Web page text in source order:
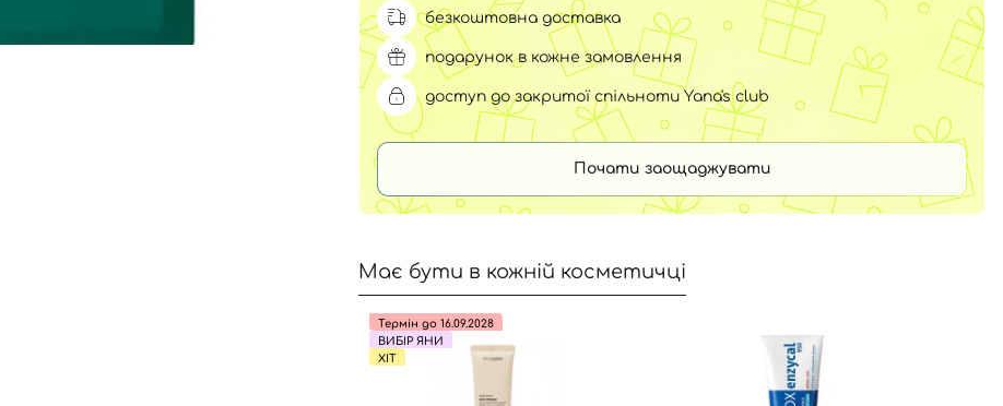
безкоштовна доставка
подарунок в кожне замовлення
доступ до закритої спільноти Yana's club
Почати заощаджувати
Має бути в кожній косметичці
Термін до 16.09.2028
ВИБІР ЯНИ
ХІТ